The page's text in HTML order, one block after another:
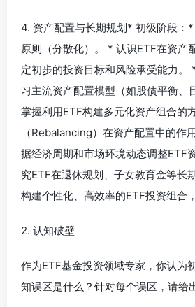
4. 资产配置与长期规划* 初级阶段：
原则（分散化）。 * 认识ETF在资产
定初步的投资目标和风险承受能力
习主流资产配置模型（如股债平衡、
掌握利用ETF构建多元化资产组合的
（Rebalancing）在资产配置中的作
据经济周期和市场环境动态调整ETF
究ETF在退休规划、子女教育金等长
构建个性化、高效率的ETF投资组合
2. 认知破壁
作为ETF基金投资领域专家，你认为
知误区是什么？针对每个误区，请给